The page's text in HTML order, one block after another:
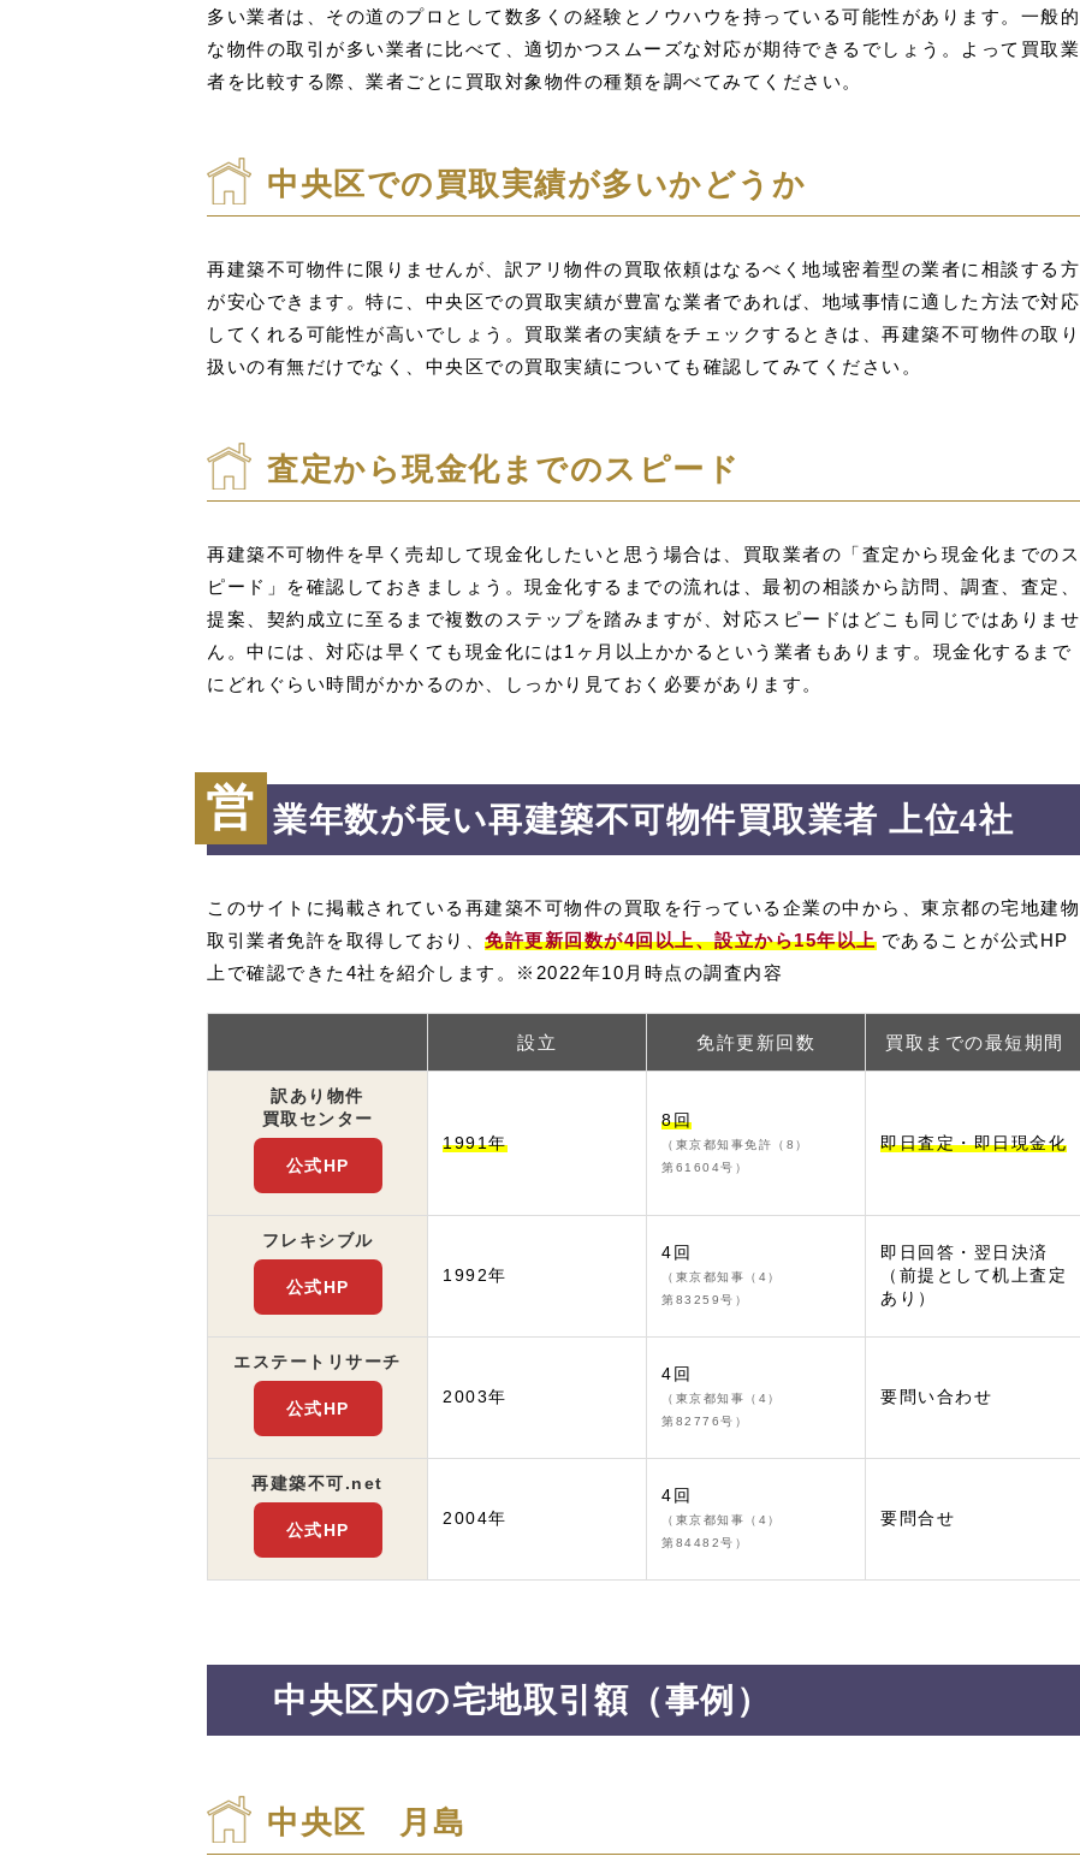
多い業者は、その道のプロとして数多くの経験とノウハウを持っている可能性があります。一般的
な物件の取引が多い業者に比べて、適切かつスムーズな対応が期待できるでしょう。よって買取業
者を比較する際、業者ごとに買取対象物件の種類を調べてみてください。
中央区での買取実績が多いかどうか
再建築不可物件に限りませんが、訳アリ物件の買取依頼はなるべく地域密着型の業者に相談する方
が安心できます。特に、中央区での買取実績が豊富な業者であれば、地域事情に適した方法で対応
してくれる可能性が高いでしょう。買取業者の実績をチェックするときは、再建築不可物件の取り
扱いの有無だけでなく、中央区での買取実績についても確認してみてください。
査定から現金化までのスピード
再建築不可物件を早く売却して現金化したいと思う場合は、買取業者の「査定から現金化までのス
ピード」を確認しておきましょう。現金化するまでの流れは、最初の相談から訪問、調査、査定、
提案、契約成立に至るまで複数のステップを踏みますが、対応スピードはどこも同じではありませ
ん。中には、対応は早くても現金化には1ヶ月以上かかるという業者もあります。現金化するまで
にどれぐらい時間がかかるのか、しっかり見ておく必要があります。
営 業年数が長い再建築不可物件買取業者 上位4社
このサイトに掲載されている再建築不可物件の買取を行っている企業の中から、東京都の宅地建物
取引業者免許を取得しており、 免許更新回数が4回以上、設立から15年以上 であることが公式HP
上で確認できた4社を紹介します。※2022年10月時点の調査内容
設立 免許更新回数 買取までの最短期間
訳あり物件
買取センター
公式HP
1991年
8回
（東京都知事免許（8）
第61604号）
即日査定・即日現金化
フレキシブル
公式HP
1992年
4回
（東京都知事（4）
第83259号）
即日回答・翌日決済
（前提として机上査定
あり）
エステート リサーチ
公式HP
2003年
4回
（東京都知事（4）
第82776号）
要問い合わせ
再建築不可.net
公式HP
2004年
4回
（東京都知事（4）
第84482号）
要問合せ
中央区内の宅地取引額（事例）
中央区 月島